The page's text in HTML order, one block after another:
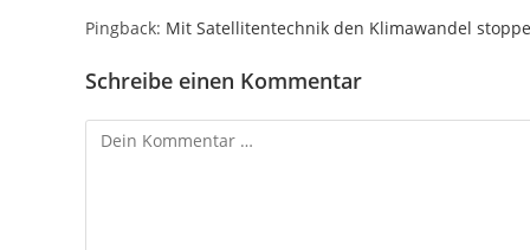
Pingback: Mit Satellitentechnik den Klimawandel
Schreibe einen Kommentar
Kommentar